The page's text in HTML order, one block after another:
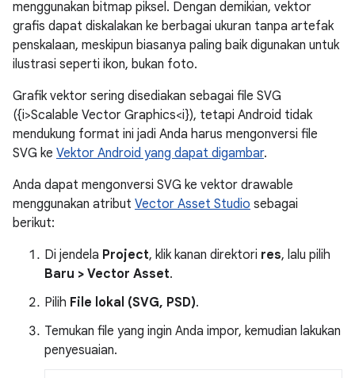
menggunakan bitmap piksel. Dengan demikian, vektor
grafis dapat diskalakan ke berbagai ukuran tanpa artefak
penskalaan, meskipun biasanya paling baik digunakan untuk
ilustrasi seperti ikon, bukan foto.
Grafik vektor sering disediakan sebagai file SVG
({i>Scalable Vector Graphics<i}), tetapi Android tidak
mendukung format ini jadi Anda harus mengonversi file
SVG ke Vektor Android yang dapat digambar.
Anda dapat mengonversi SVG ke vektor drawable
menggunakan atribut Vector Asset Studio sebagai
berikut:
Di jendela Project, klik kanan direktori res, lalu pilih
Baru > Vector Asset.
Pilih File lokal (SVG, PSD).
Temukan file yang ingin Anda impor, kemudian lakukan
penyesuaian.